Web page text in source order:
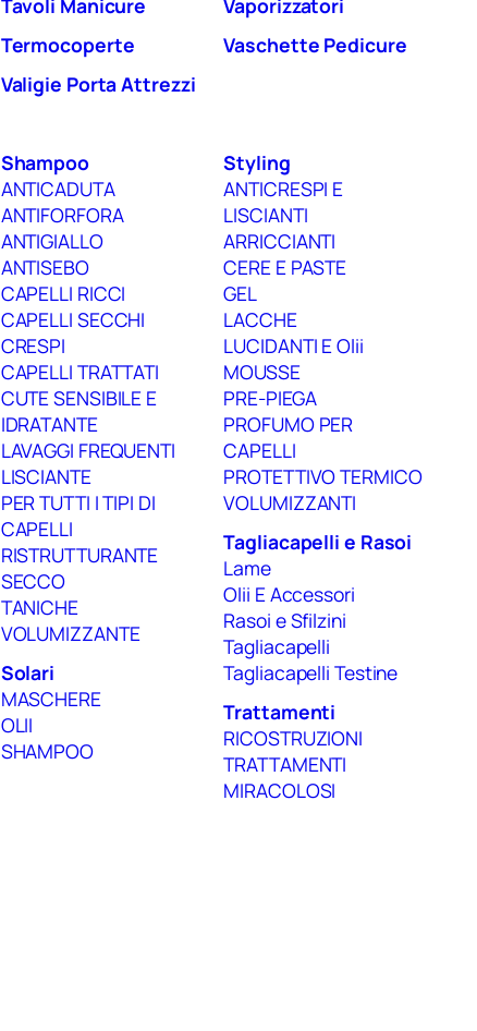
Tavoli Manicure
Termocoperte
Valigie Porta Attrezzi
Vaporizzatori
Vaschette Pedicure
Shampoo
ANTICADUTA
ANTIFORFORA
ANTIGIALLO
ANTISEBO
CAPELLI RICCI
CAPELLI SECCHI
CRESPI
CAPELLI TRATTATI
CUTE SENSIBILE E
IDRATANTE
LAVAGGI FREQUENTI
LISCIANTE
PER TUTTI I TIPI DI
CAPELLI
RISTRUTTURANTE
SECCO
TANICHE
VOLUMIZZANTE
Solari
MASCHERE
OLII
SHAMPOO
Styling
ANTICRESPI E
LISCIANTI
ARRICCIANTI
CERE E PASTE
GEL
LACCHE
LUCIDANTI E Olii
MOUSSE
PRE-PIEGA
PROFUMO PER
CAPELLI
PROTETTIVO TERMICO
VOLUMIZZANTI
Tagliacapelli e Rasoi
Lame
Olii E Accessori
Rasoi e Sfilzini
Tagliacapelli
Tagliacapelli Testine
Trattamenti
RICOSTRUZIONI
TRATTAMENTI
MIRACOLOSI